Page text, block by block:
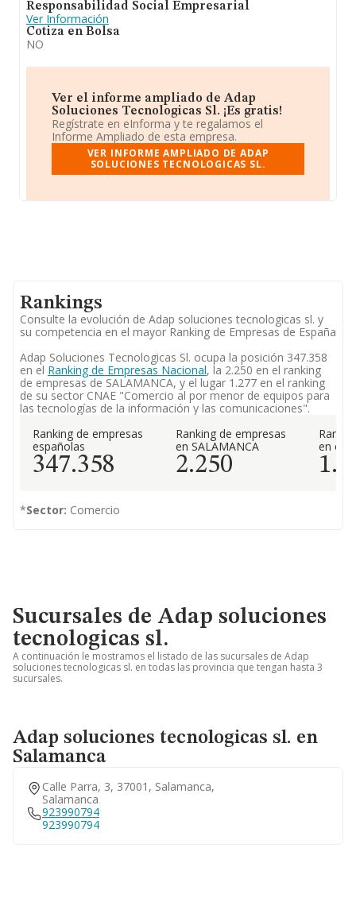
la empresa ha perdido posiciones frente al 2023.
Responsabilidad Social Empresarial
Ver Información
Cotiza en Bolsa
NO
Ver el informe ampliado de Adap
Soluciones Tecnologicas Sl. ¡Es gratis!
Regístrate en eInforma y te regalamos el
Informe Ampliado de esta empresa.
VER INFORME AMPLIADO DE ADAP
SOLUCIONES TECNOLOGICAS SL.
Rankings
Consulte la evolución de Adap soluciones tecnologicas sl. y
su competencia en el mayor Ranking de Empresas de España
Adap Soluciones Tecnologicas Sl. ocupa la posición 347.358
en el Ranking de Empresas Nacional, la 2.250 en el ranking
de empresas de SALAMANCA, y el lugar 1.277 en el ranking
de su sector CNAE "Comercio al por menor de equipos para
las tecnologías de la información y las comunicaciones".
Ranking de empresas
españolas
347.358
Ranking de empresas
en SALAMANCA
2.250
en el
*Sector: Comercio
Sucursales de Adap soluciones
tecnologicas sl.
A continuación le mostramos el listado de las sucursales de Adap
soluciones tecnologicas sl. en todas las provincia que tengan hasta 3
sucursales.
Adap soluciones tecnologicas sl. en
Salamanca
Calle Parra, 3, 37001, Salamanca,
Salamanca
923990794
923990794